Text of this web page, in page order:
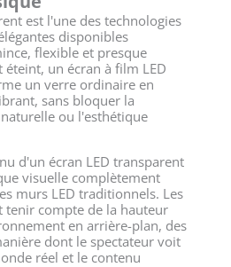
est l'une des technologies
disponibles
flexible et presque
un écran à film LED
un verre ordinaire en
sans bloquer la
ou l'esthétique
d'un écran LED transparent
visuelle complètement
murs LED traditionnels. Les
tenir compte de la hauteur
en arrière-plan, des
dont le spectateur voit
réel et le contenu